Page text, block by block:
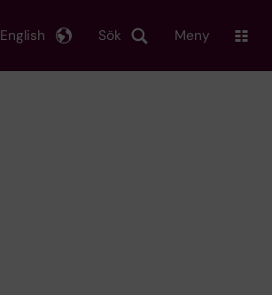
Sök
English Meny